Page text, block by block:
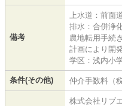
備考
上水道：前面
排水：合併浄
農地転用手続
計画により開
学区：浅内小
条件(その他) 仲介手数料（
株式会社リブ